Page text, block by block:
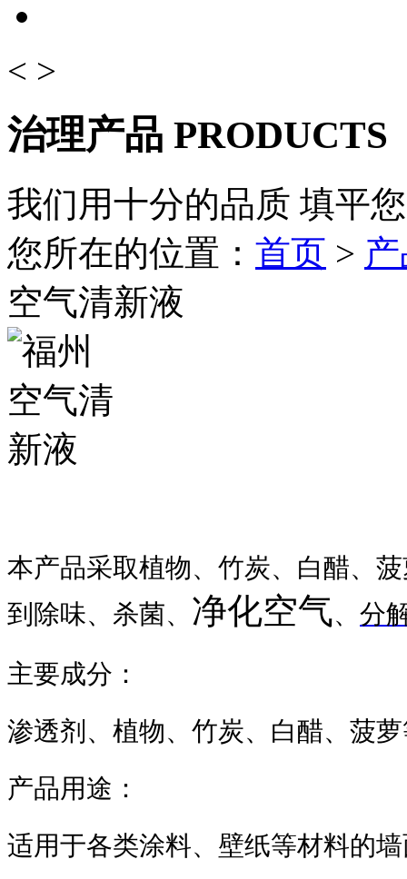
< >
治理产品 PRODUCTS
我们用十分的品质 填平
您所在的位置： 首页 >
空气清新液
本产品采取植物、竹炭、白醋、
到除味、杀菌、 净化空气、 分
主要成分：
渗透剂、植物、竹炭、白醋、菠
产品用途：
适用于各类涂料、壁纸等材料的